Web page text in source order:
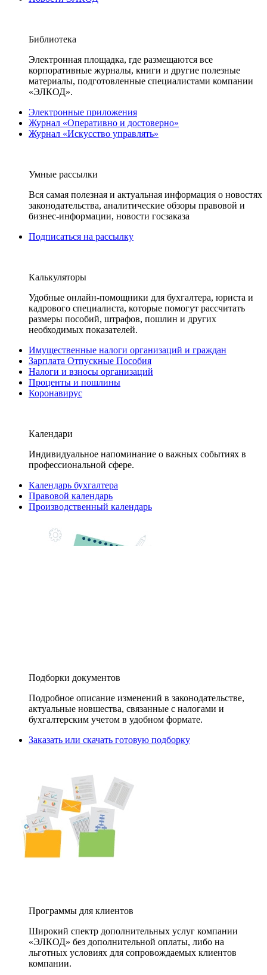
Библиотека
Электронная площадка, где размещаются все
корпоративные журналы, книги и другие полезные
материалы, подготовленные специалистами компании
«ЭЛКОД».
Электронные приложения
Журнал «Оперативно и достоверно»
Журнал «Искусство управлять»
Умные рассылки
Вся самая полезная и актуальная информация о новостях
законодательства, аналитические обзоры правовой и
бизнес-информации, новости госзаказа
Подписаться на рассылку
Калькуляторы
Удобные онлайн-помощники для бухгалтера, юриста и
кадрового специалиста, которые помогут рассчитать
размеры пособий, штрафов, пошлин и других
необходимых показателей.
Имущественные налоги организаций и граждан
Зарплата Отпускные Пособия
Налоги и взносы организаций
Проценты и пошлины
Коронавирус
Календари
Индивидуальное напоминание о важных событиях в
профессиональной сфере.
Календарь бухгалтера
Правовой календарь
Производственный календарь
Подборки документов
Подробное описание изменений в законодательстве,
актуальные новшества, связанные с налогами и
бухгалтерским учетом в удобном формате.
Заказать или скачать готовую подборку
Программы для клиентов
Широкий спектр дополнительных услуг компании
«ЭЛКОД» без дополнительной оплаты, либо на
льготных условиях для сопровождаемых клиентов
компании.